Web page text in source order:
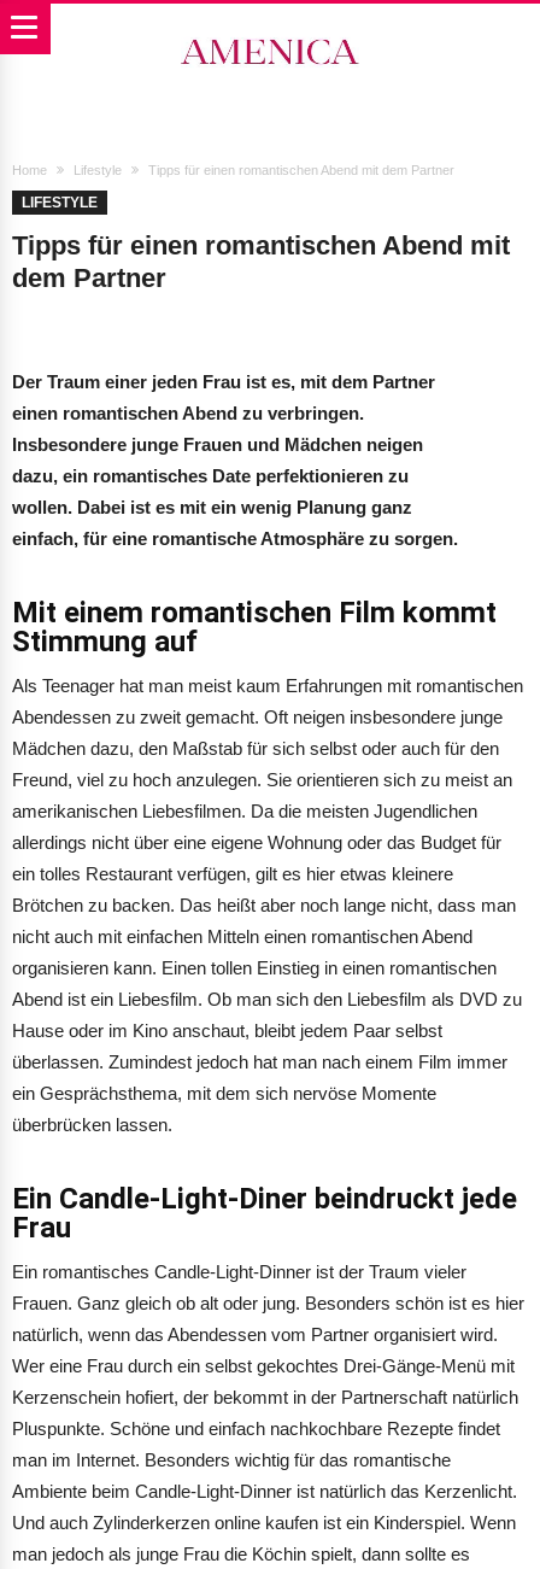
Home Lifestyle Tipps für einen romantischen Abend mit dem Partner
LIFESTYLE
Tipps für einen romantischen Abend mit
dem Partner
Der Traum einer jeden Frau ist es, mit dem Partner
einen romantischen Abend zu verbringen.
Insbesondere junge Frauen und Mädchen neigen
dazu, ein romantisches Date perfektionieren zu
wollen. Dabei ist es mit ein wenig Planung ganz
einfach, für eine romantische Atmosphäre zu sorgen.
Mit einem romantischen Film kommt
Stimmung auf
Als Teenager hat man meist kaum Erfahrungen mit romantischen
Abendessen zu zweit gemacht. Oft neigen insbesondere junge
Mädchen dazu, den Maßstab für sich selbst oder auch für den
Freund, viel zu hoch anzulegen. Sie orientieren sich zu meist an
amerikanischen Liebesfilmen. Da die meisten Jugendlichen
allerdings nicht über eine eigene Wohnung oder das Budget für
ein tolles Restaurant verfügen, gilt es hier etwas kleinere
Brötchen zu backen. Das heißt aber noch lange nicht, dass man
nicht auch mit einfachen Mitteln einen romantischen Abend
organisieren kann. Einen tollen Einstieg in einen romantischen
Abend ist ein Liebesfilm. Ob man sich den Liebesfilm als DVD zu
Hause oder im Kino anschaut, bleibt jedem Paar selbst
überlassen. Zumindest jedoch hat man nach einem Film immer
ein Gesprächsthema, mit dem sich nervöse Momente
überbrücken lassen.
Ein Candle-Light-Diner beindruckt jede
Frau
Ein romantisches Candle-Light-Dinner ist der Traum vieler
Frauen. Ganz gleich ob alt oder jung. Besonders schön ist es hier
natürlich, wenn das Abendessen vom Partner organisiert wird.
Wer eine Frau durch ein selbst gekochtes Drei-Gänge-Menü mit
Kerzenschein hofiert, der bekommt in der Partnerschaft natürlich
Pluspunkte. Schöne und einfach nachkochbare Rezepte findet
man im Internet. Besonders wichtig für das romantische
Ambiente beim Candle-Light-Dinner ist natürlich das Kerzenlicht.
Und auch Zylinderkerzen online kaufen ist ein Kinderspiel. Wenn
man jedoch als junge Frau die Köchin spielt, dann sollte es